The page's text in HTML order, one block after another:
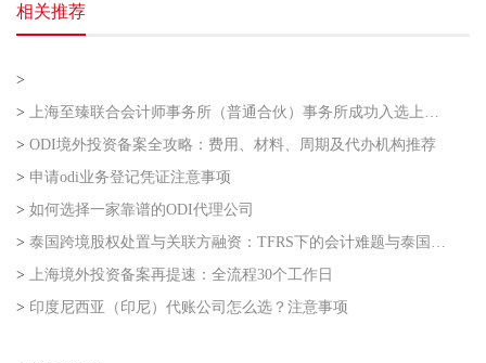
相关推荐
>
> 上海至臻联合会计师事务所（普通合伙）事务所成功入选上海市企业走出去专业服务联盟第二批
> ODI境外投资备案全攻略：费用、材料、周期及代办机构推荐
> 申请odi业务登记凭证注意事项
> 如何选择一家靠谱的ODI代理公司
> 泰国跨境股权处置与关联方融资：TFRS下的会计难题与泰国利得税的“资本与收益”之争
> 上海境外投资备案再提速：全流程30个工作日
> 印度尼西亚（印尼）代账公司怎么选？注意事项